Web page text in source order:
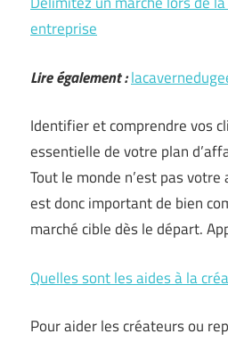
entreprise
Lire également :
Identifier et comprendre vos
essentielle de votre plan
Tout le monde n’est pas
est donc important de bien
marché cible dès le départ.
Quelles sont les aides à la
Pour aider les créateurs ou